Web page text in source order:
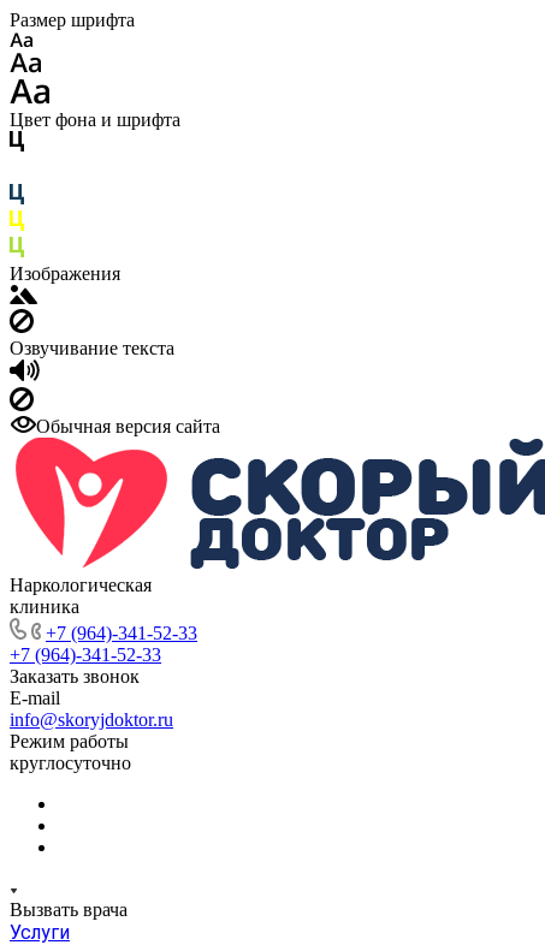
Размер шрифта
Цвет фона и шрифта
Изображения
Озвучивание текста
Обычная версия сайта
Наркологическая
клиника
+7 (964)-341-52-33
+7 (964)-341-52-33
Заказать звонок
E-mail
info@skoryjdoktor.ru
Режим работы
круглосуточно
Вызвать врача
Услуги